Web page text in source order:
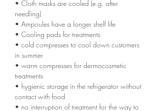
• Cloth masks are cooled (e.g. after
needling)
• Ampoules have a longer shelf life
• Cooling pads for treatments
• cold compresses to cool down customers
in summer
• warm compresses for dermocosmetic
treatments
• hygienic storage in the refrigerator without
contact with food
• no interruption of treatment for the way to